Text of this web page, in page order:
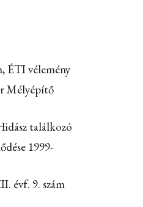
ÉTI vélemény
Mélyépítő
találkozó
1999-
évf. 9. szám